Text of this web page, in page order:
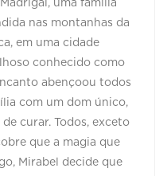
uma família
nas montanhas da
em uma cidade
conhecido como
abençoou todos
com um dom único,
curar. Todos, exceto
que a magia que
Mirabel decide que